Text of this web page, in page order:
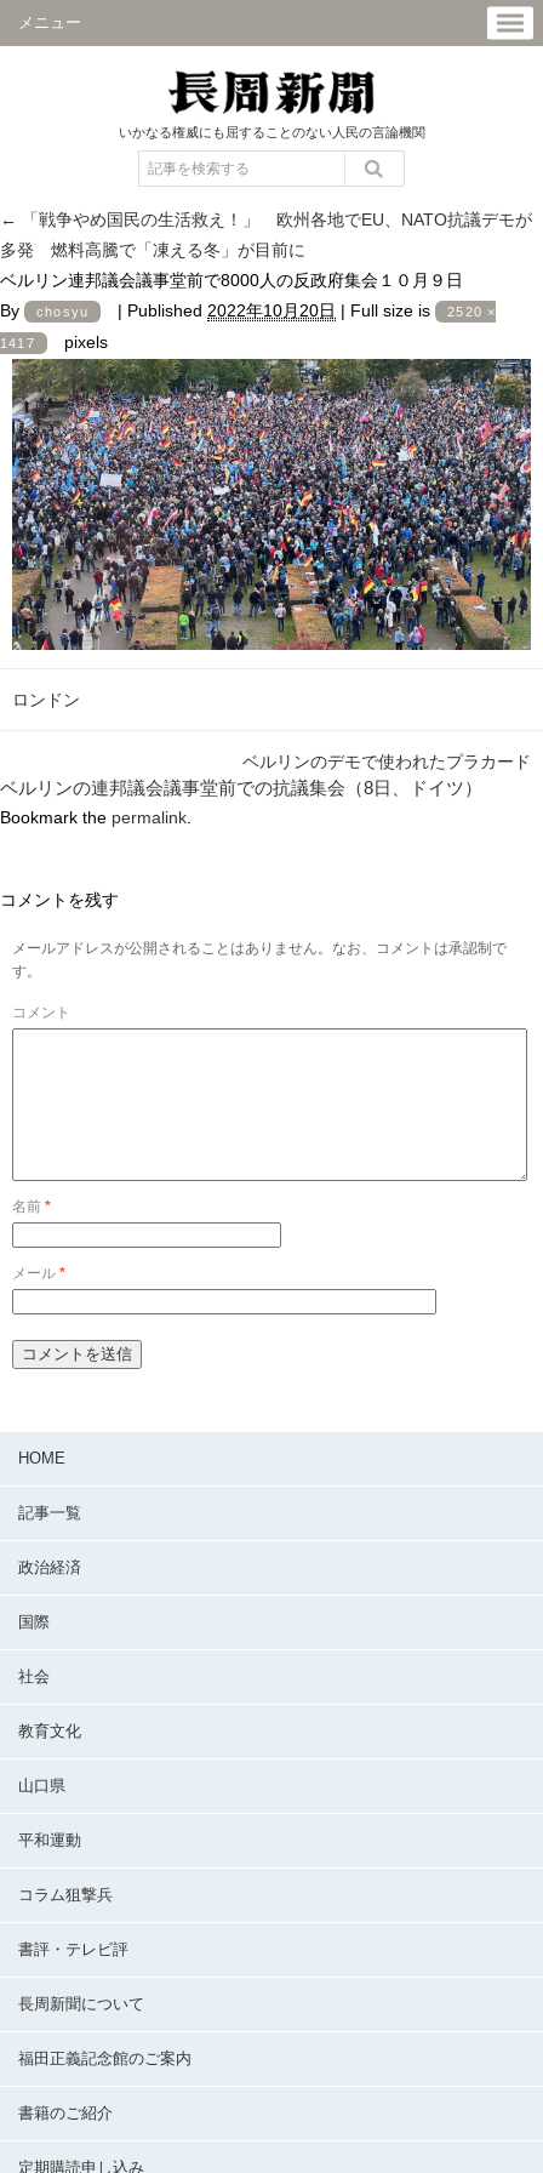
メニュー
いかなる権威にも屈することのない人民の言論機関
←
「戦争やめ国民の生活救え！」 欧州各地でEU、NATO抗議デモが
多発 燃料高騰で「凍える冬」が目前に
ベルリン連邦議会議事堂前で8000人の反政府集会１０月９日
By
chosyu | Published 2022年10月20日 | Full size is 2520 ×
1417 pixels
ロンドン
ベルリンのデモで使われたプラカード
ベルリンの連邦議会議事堂前での抗議集会（8日、ドイツ）
Bookmark the permalink.
コメントを残す
メールアドレスが公開されることはありません。なお、コメントは承認制で
す。
コメント
名前 *
メール *
HOME
記事一覧
政治経済
国際
社会
教育文化
山口県
平和運動
コラム狙撃兵
書評・テレビ評
長周新聞について
福田正義記念館のご案内
書籍のご紹介
定期購読申し込み